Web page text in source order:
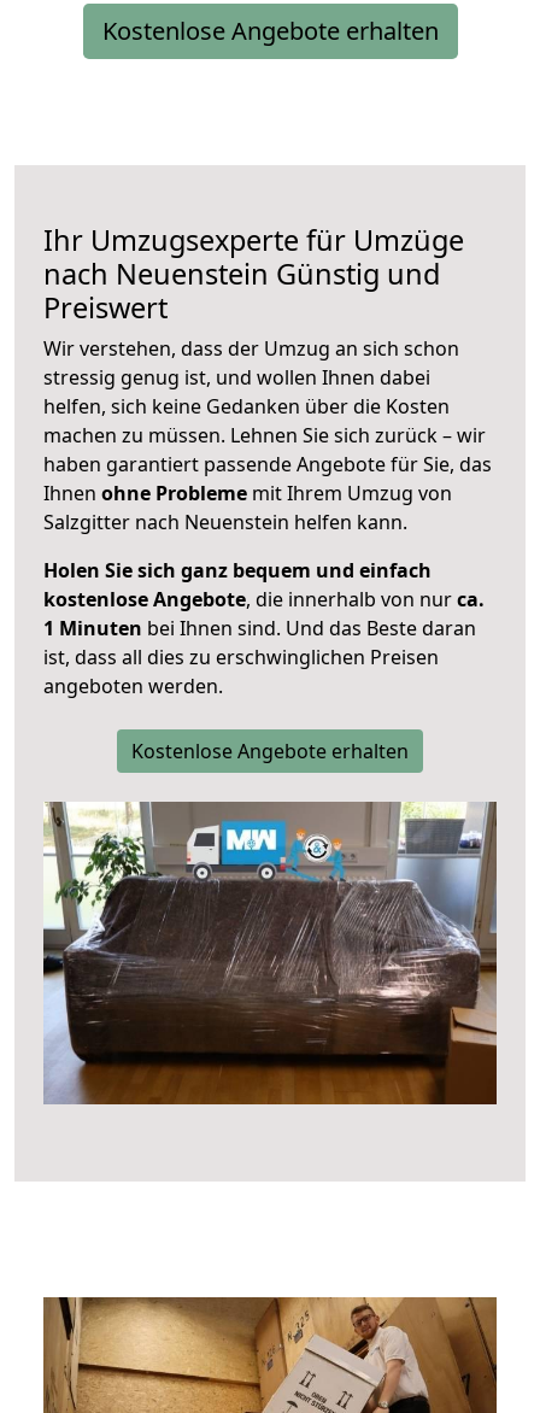
Kostenlose Angebote erhalten
Ihr Umzugsexperte für Umzüge
nach Neuenstein Günstig und
Preiswert
Wir verstehen, dass der Umzug an sich schon
stressig genug ist, und wollen Ihnen dabei
helfen, sich keine Gedanken über die Kosten
machen zu müssen. Lehnen Sie sich zurück – wir
haben garantiert passende Angebote für Sie, das
Ihnen ohne Probleme mit Ihrem Umzug von
Salzgitter nach Neuenstein helfen kann.
Holen Sie sich ganz bequem und einfach
kostenlose Angebote, die innerhalb von nurca.
1 Minuten bei Ihnen sind. Und das Beste daran
ist, dass all dies zu erschwinglichen Preisen
angeboten werden.
Kostenlose Angebote erhalten